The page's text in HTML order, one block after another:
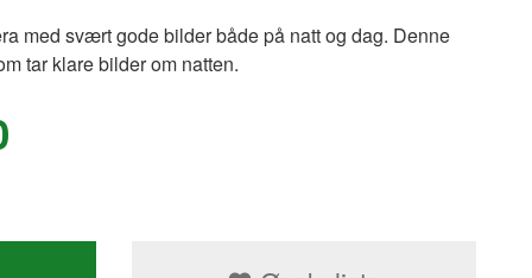
med svært gode bilder både på natt og dag. Denne
tar klare bilder om natten.